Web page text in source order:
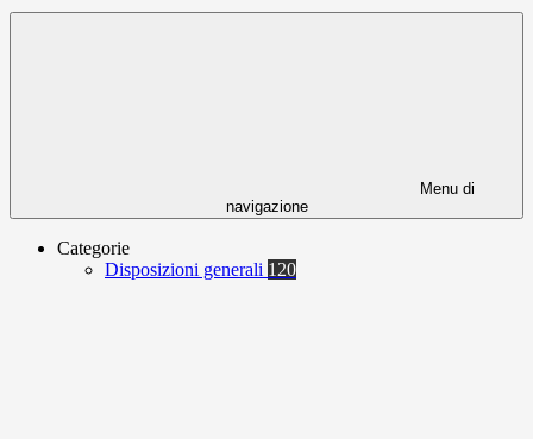
Menu di
navigazione
Categorie
Disposizioni generali 120